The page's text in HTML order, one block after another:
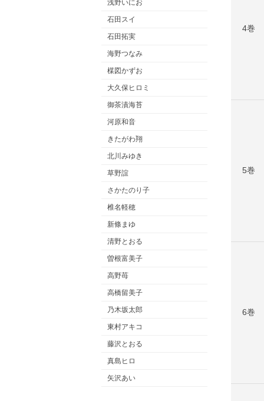
浅野いにお
石田スイ
石田拓実
海野つなみ
楳図かずお
大久保ヒロミ
御茶漬海苔
河原和音
きたがわ翔
北川みゆき
草野誼
さかたのり子
椎名軽穂
新條まゆ
清野とおる
曽根富美子
高野苺
高橋留美子
乃木坂太郎
東村アキコ
藤沢とおる
真島ヒロ
矢沢あい
4巻
5巻
6巻